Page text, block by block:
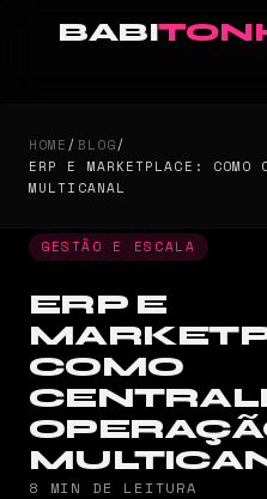
BABI
HOME/BLOG/
ERP E MARKETPLACE: COMO
MULTICANAL
GESTÃO E ESCALA
ERP E
COMO
8 MIN DE LEITURA